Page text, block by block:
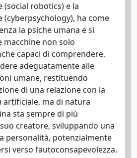
(social robotics) e la
(cyberpsychology), ha come
la psiche umana e si
macchine non solo
capaci di comprendere,
adeguatamente alle
umane, restituendo
di una relazione con la
artificiale, ma di natura
sta sempre di più
creatore, sviluppando una
personalità, potenzialmente
verso l’autoconsapevolezza.